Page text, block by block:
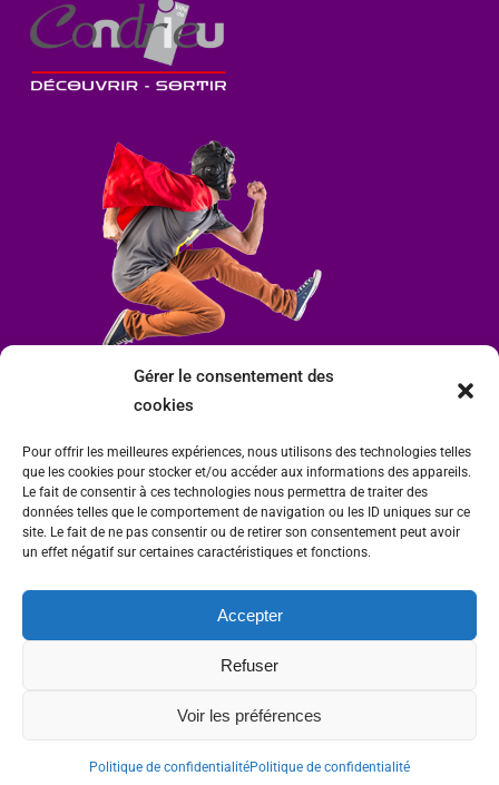
Gérer le consentement des
cookies
Pour offrir les meilleures expériences, nous utilisons des technologies telles
que les cookies pour stocker et/ou accéder aux informations des appareils.
Le fait de consentir à ces technologies nous permettra de traiter des
données telles que le comportement de navigation ou les ID uniques sur ce
site. Le fait de ne pas consentir ou de retirer son consentement peut avoir
un effet négatif sur certaines caractéristiques et fonctions.
Accepter
Refuser
Voir les préférences
Politique de confidentialitéPolitique de confidentialité
Mairie de Condrieu | Copyright © 2023 |Mentions légales
Thierry Caizes Freelance| Photos parOmbre et Matière - Photographe